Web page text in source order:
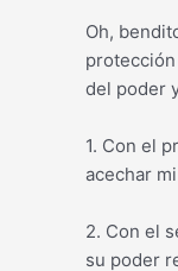
Oh,
del poder
1. Con el
acechar
2. Con el
su poder